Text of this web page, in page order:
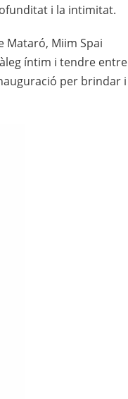
i la intimitat.
Mataró, Miim Spai
íntim i tendre entre
per brindar i